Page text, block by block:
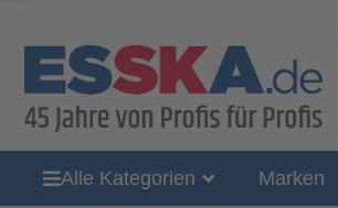
Alle Kategorien Marken